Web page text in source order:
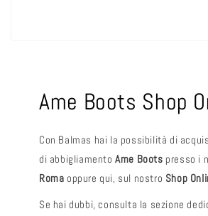
Ame Boots Shop
Con Balmas hai la possibilità di
di abbigliamentoAme Boots presso i
Roma oppure qui, sul nostro Shop
Se hai dubbi, consulta la sezione